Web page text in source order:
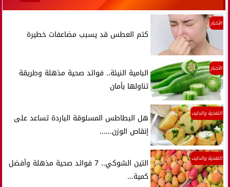
الأخبار
كتم العطس قد يسبب مضاعفات خطيرة
الأخبار
البامية النيئة.. فوائد صحية مذهلة وطريقة
تناولها بأمان
التغذية والدايت
هل البطاطس المسلوقة الباردة تساعد على
إنقاص الوزن......
التغذية والدايت
التين الشوكي.. 7 فوائد صحية مذهلة وأفضل
كمية...